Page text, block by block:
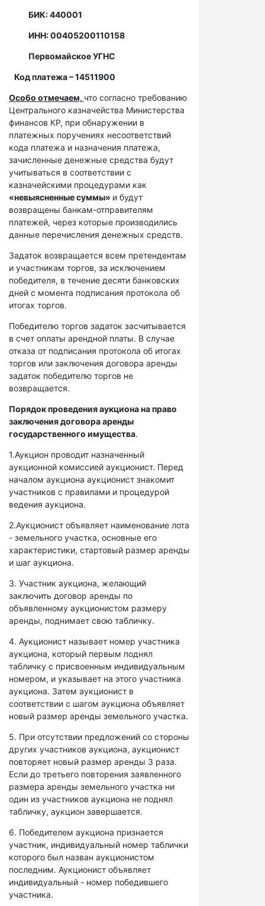
БИК: 440001
ИНН: 00405200110158
Первомайское УГНС
Код платежа – 14511900
Особо отмечаем, что согласно требованию
Центрального казначейства Министерства
финансов КР, при обнаружении в
платежных поручениях несоответствий
кода платежа и назначения платежа,
зачисленные денежные средства будут
учитываться в соответствии с
казначейскими процедурами как
«невыясненные суммы» и будут
возвращены банкам-отправителям
платежей, через которые производились
данные перечисления денежных средств.
Задаток возвращается всем претендентам
и участникам торгов, за исключением
победителя, в течение десяти банковских
дней с момента подписания протокола об
итогах торгов.
Победителю торгов задаток засчитывается
в счет оплаты арендной платы. В случае
отказа от подписания протокола об итогах
торгов или заключения договора аренды
задаток победителю торгов не
возвращается.
Порядок проведения аукциона на право
заключения договора аренды
государственного имущества.
1.Аукцион проводит назначенный
аукционной комиссией аукционист. Перед
началом аукциона аукционист знакомит
участников с правилами и процедурой
ведения аукциона.
2.Аукционист объявляет наименование лота
- земельного участка, основные его
характеристики, стартовый размер аренды
и шаг аукциона.
3. Участник аукциона, желающий
заключить договор аренды по
объявленному аукционистом размеру
аренды, поднимает свою табличку.
4. Аукционист называет номер участника
аукциона, который первым поднял
табличку с присвоенным индивидуальным
номером, и указывает на этого участника
аукциона. Затем аукционист в
соответствии с шагом аукциона объявляет
новый размер аренды земельного участка.
5. При отсутствии предложений со стороны
других участников аукциона, аукционист
повторяет новый размер аренды 3 раза.
Если до третьего повторения заявленного
размера аренды земельного участка ни
один из участников аукциона не поднял
табличку, аукцион завершается.
6. Победителем аукциона признается
участник, индивидуальный номер таблички
которого был назван аукционистом
последним. Аукционист объявляет
индивидуальный - номер победившего
участника.